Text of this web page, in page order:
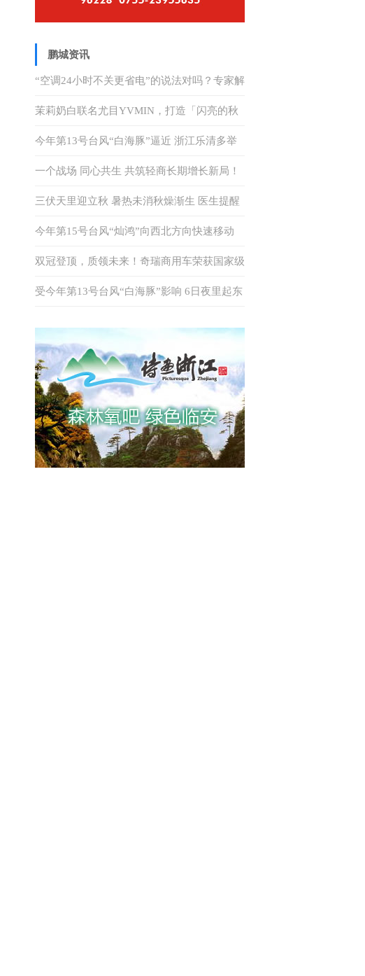
鹏城资讯
“空调24小时不关更省电”的说法对吗？专家解
答
茉莉奶白联名尤目YVMIN，打造「闪亮的秋
天」跨界美学范本
今年第13号台风“白海豚”逼近 浙江乐清多举
措应对
一个战场 同心共生 共筑轻商长期增长新局！
奇瑞商用车 2026 年轻商年中合作伙伴大会隆
重召开
三伏天里迎立秋 暑热未消秋燥渐生 医生提醒
四类人群防中暑
今年第15号台风“灿鸿”向西北方向快速移动
未来对我国无影响
双冠登顶，质领未来！奇瑞商用车荣获国家级
动力电池安全赛事双赛道一等奖
受今年第13号台风“白海豚”影响 6日夜里起东